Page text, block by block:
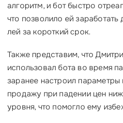
алгоритм, и бот быстро
что позволило ей
лей за короткий срок.
Также представим, что
использовал бота во время
заранее настроил параметры
продажу при падении цен
уровня, что помогло ему